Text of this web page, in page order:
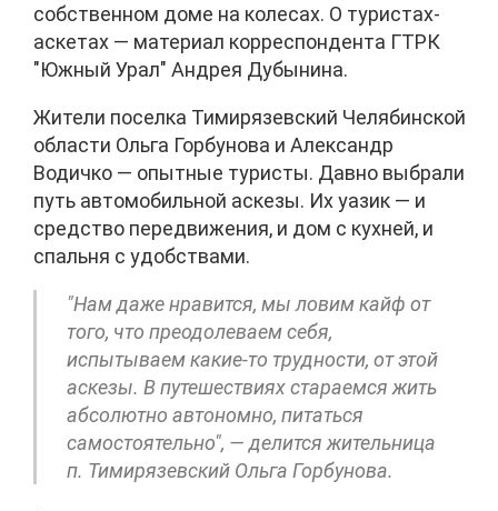
собственном доме на колесах. О туристах-
аскетах — материал корреспондента ГТРК
"Южный Урал" Андрея Дубынина.
Жители поселка Тимирязевский Челябинской
области Ольга Горбунова и Александр
Водичко — опытные туристы. Давно выбрали
путь автомобильной аскезы. Их уазик — и
средство передвижения, и дом с кухней, и
спальня с удобствами.
"Нам даже нравится, мы ловим кайф от
того, что преодолеваем себя,
испытываем какие-то трудности, от этой
аскезы. В путешествиях стараемся жить
абсолютно автономно, питаться
самостоятельно", — делится жительница
п. Тимирязевский Ольга Горбунова.